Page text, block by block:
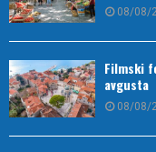
08/08/
Filmski
avgusta
08/08/